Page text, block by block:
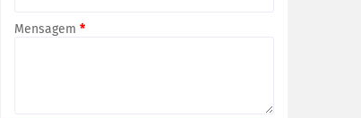
Mensagem *